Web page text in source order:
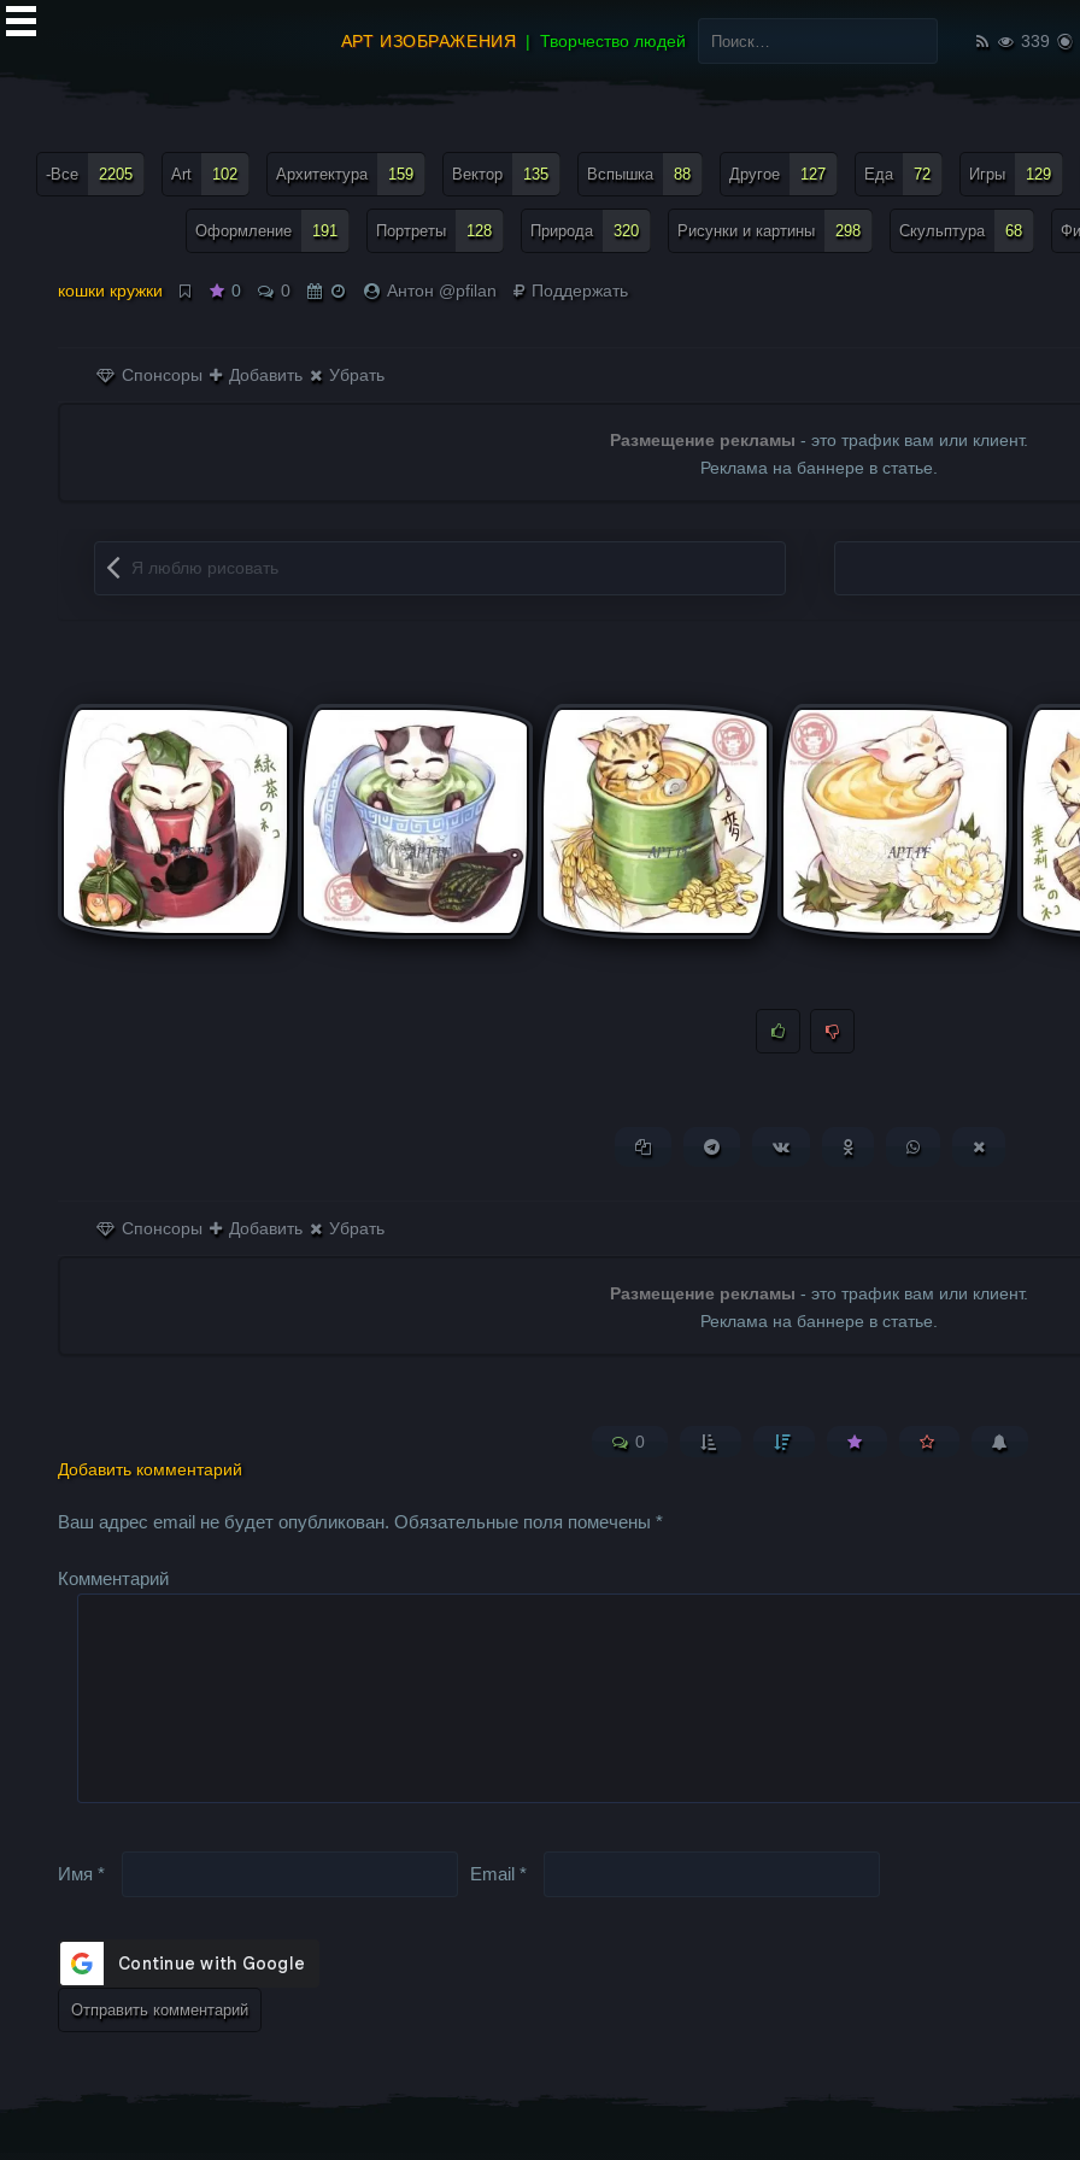
АРТ ИЗОБРАЖЕНИЯ Творчество людей
Найти:
339
-Все 2205 Art 102 Архитектура 159 Вектор 135 Вспышка 88 Другое 127 Еда 72 Игры 129
Оформление 191 Портреты 128 Природа 320 Рисунки и картины 298 Скульптура 68
кошки кружки 0 0 Антон @pfilan Поддержать
Спонсоры Добавить Убрать
Размещение рекламы - это трафик вам или клиент.
Реклама на баннере в статье.
Запись навигация
Я люблю рисовать
Копировать ссылкуПоделиться в Telegram
Поделиться ВКонтакте
Поделиться вПоделиться в
Спонсоры Добавить Убрать
Размещение рекламы - это трафик вам или клиент.
Реклама на баннере в статье.
0
Добавить комментарий
Ваш адрес email не будет опубликован. Обязательные поля помечены*
Комментарий
Имя* Email*